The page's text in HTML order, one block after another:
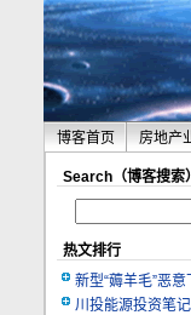
博客首页 房地产
Search（博客搜索）
热文排行
新型“薅羊毛”恶意
川投能源投资笔